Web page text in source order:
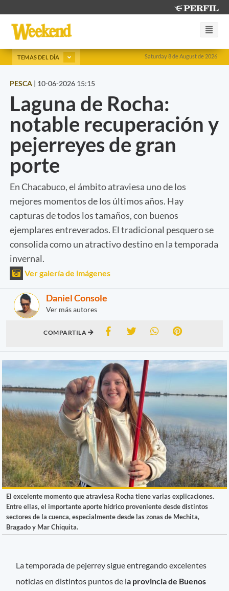
Saturday 8 de August de 2026
TEMAS DEL DÍA
PESCA | 10-06-2026 15:15
Laguna de Rocha:
notable recuperación y
pejerreyes de gran
porte
En Chacabuco, el ámbito atraviesa uno de los
mejores momentos de los últimos años. Hay
capturas de todos los tamaños, con buenos
ejemplares entreverados. El tradicional pesquero se
consolida como un atractivo destino en la temporada
invernal.
Ver galería de imágenes
Daniel Console
Ver más autores
COMPARTILA
El excelente momento que atraviesa Rocha tiene varias explicaciones.
Entre ellas, el importante aporte hídrico proveniente desde distintos
sectores de la cuenca, especialmente desde las zonas de Mechita,
Bragado y Mar Chiquita.
La temporada de pejerrey sigue entregando excelentes
noticias en distintos puntos de la provincia de Buenos